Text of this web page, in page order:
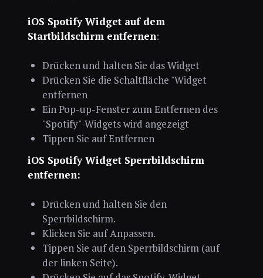
iOS Spotify Widget auf dem
Startbildschirm entfernen:
Drücken und halten Sie das Widget
Drücken Sie die Schaltfläche "Widget
entfernen
Ein Pop-up-Fenster zum Entfernen des
"Spotify"-Widgets wird angezeigt
Tippen Sie auf Entfernen
iOS Spotify Widget Sperrbildschirm
entfernen:
Drücken und halten Sie den
Sperrbildschirm.
Klicken Sie auf Anpassen.
Tippen Sie auf den Sperrbildschirm (auf
der linken Seite).